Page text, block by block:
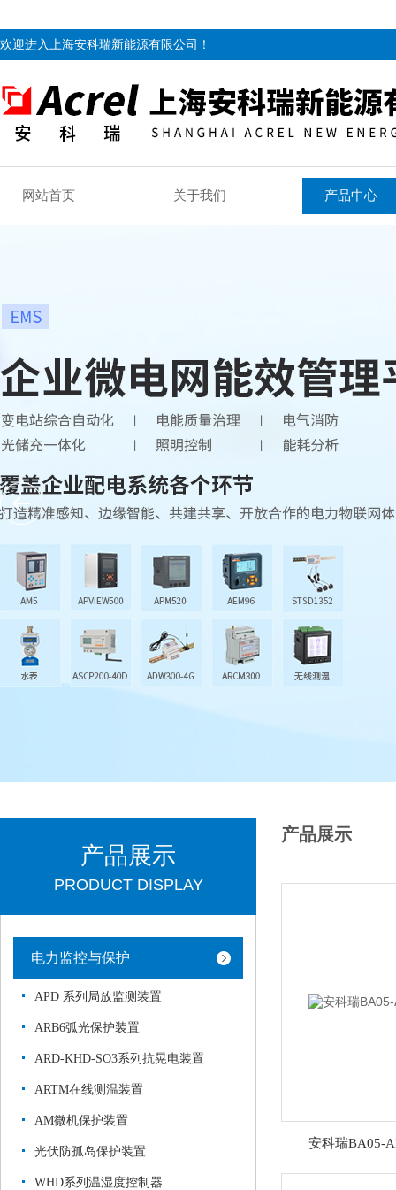
欢迎进入上海安科瑞新能源有限公司！
网站首页 关于我们 产品中心
产品展示
PRODUCT DISPLAY
电力监控与保护
APD 系列局放监测装置
ARB6弧光保护装置
ARD-KHD-SO3系列抗晃电装置
ARTM在线测温装置
AM微机保护装置
光伏防孤岛保护装置
WHD系列温湿度控制器
产品展示
安科瑞BA05-